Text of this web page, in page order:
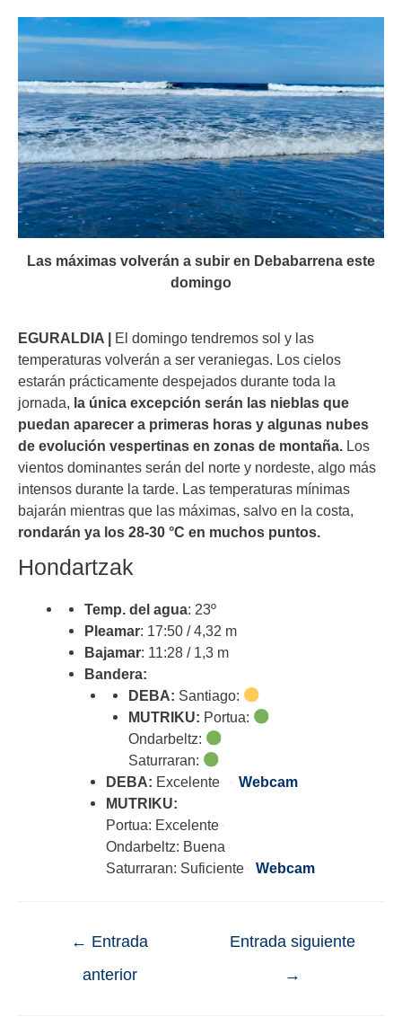
Las máximas volverán a subir en Debabarrena este
domingo
EGURALDIA | El domingo tendremos sol y las
temperaturas volverán a ser veraniegas. Los cielos
estarán prácticamente despejados durante toda la
jornada, la única excepción serán las nieblas que
puedan aparecer a primeras horas y algunas nubes
de evolución vespertinas en zonas de montaña. Los
vientos dominantes serán del norte y nordeste, algo más
intensos durante la tarde. Las temperaturas mínimas
bajarán mientras que las máximas, salvo en la costa,
rondarán ya los 28-30 °C en muchos puntos.
Hondartzak
Temp. del agua: 23º
Pleamar: 17:50 / 4,32 m
Bajamar: 11:28 / 1,3 m
Bandera:
DEBA: Santiago:
MUTRIKU: Portua:
Ondarbeltz:
Saturraran:
DEBA: Excelente Webcam
MUTRIKU:
Portua: Excelente
Ondarbeltz: Buena
Saturraran: Suficiente Webcam
← Entrada
anterior
Entrada siguiente
→